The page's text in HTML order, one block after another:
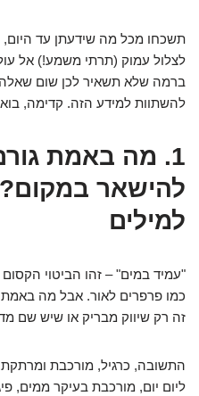
תשכחו מכל מה שידעתן עד
לצלול עמוק (תרתי משמע!) אל
ברמה שלא תשאיר לכן שום שאלה
להשתוות למידע הזה. קדימה,
1. מה באמת
להישאר
למילים
"עמיד במים" – זהו הביטוי
כמו פרפרים לאור. אבל מה
זה רק שיווק מבריק או שיש שם
התשובה, כרגיל, מורכבת
ליום יום, מורכבת בעיקר ממים,